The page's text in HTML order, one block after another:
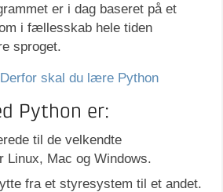
er i dag baseret på et
i fællesskab hele tiden
sproget.
Derfor skal du lære Python
Python er:
til de velkendte
Linux, Mac og Windows.
fra et styresystem til et andet.